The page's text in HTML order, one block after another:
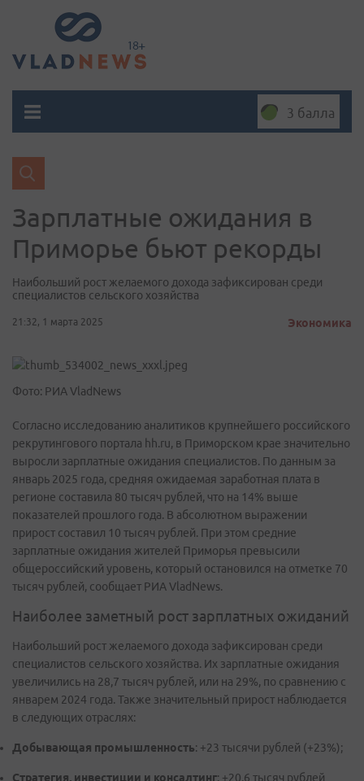
3 балла
Зарплатные ожидания в
Приморье бьют рекорды
Наибольший рост желаемого дохода зафиксирован среди
специалистов сельского хозяйства
21:32, 1 марта 2025 Экономика
Фото: РИА VladNews
Согласно исследованию аналитиков крупнейшего российского
рекрутингового портала hh.ru, в Приморском крае значительно
выросли зарплатные ожидания специалистов. По данным за
январь 2025 года, средняя ожидаемая заработная плата в
регионе составила 80 тысяч рублей, что на 14% выше
показателей прошлого года. В абсолютном выражении
прирост составил 10 тысяч рублей. При этом средние
зарплатные ожидания жителей Приморья превысили
общероссийский уровень, который остановился на отметке 70
тысяч рублей, сообщает РИА VladNews.
Наиболее заметный рост зарплатных ожиданий
Наибольший рост желаемого дохода зафиксирован среди
специалистов сельского хозяйства. Их зарплатные ожидания
увеличились на 28,7 тысяч рублей, или на 29%, по сравнению с
январем 2024 года. Также значительный прирост наблюдается
в следующих отраслях:
Добывающая промышленность: +23 тысячи рублей (+23%);
Стратегия, инвестиции и консалтинг: +20,6 тысяч рублей